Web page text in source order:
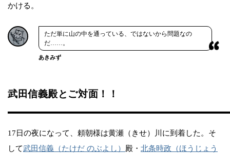
かける。
ただ単に山の中を通っている、ではないから問題なの
だ……。
あきみず
武田信義殿とご対面！！
17日の夜になって、頼朝様は黄瀬（きせ）川に到着した。そ
して武田信義（たけだ のぶよし） 殿・ 北条時政（ほうじょう